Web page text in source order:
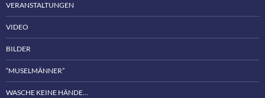
VERANSTALTUNGEN
VIDEO
BILDER
“MUSELMÄNNER”
WASCHE KEINE HÄNDE…